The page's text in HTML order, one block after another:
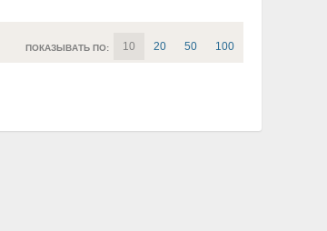
ПОКАЗЫВАТЬ ПО: 10 20 50 100